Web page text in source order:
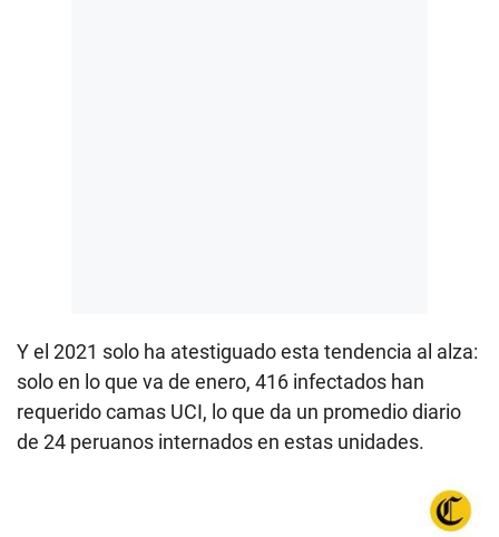
Y el 2021 solo ha atestiguado esta tendencia al alza:
solo en lo que va de enero, 416 infectados han
requerido camas UCI, lo que da un promedio diario
de 24 peruanos internados en estas unidades.